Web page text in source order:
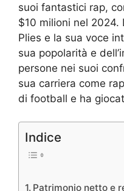
suoi fantastici rap,
$10 milioni nel
Plies e la sua voce
sua popolarità e
persone nei suoi
sua carriera come
di football e ha
Indice
Patrimonio netto e